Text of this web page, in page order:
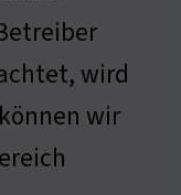
wird
wir